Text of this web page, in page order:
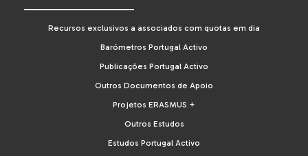
Recursos exclusivos a associados com quotas em dia
Barómetros Portugal Activo
Publicações Portugal Activo
Outros Documentos de Apoio
Projetos ERASMUS +
Outros Estudos
Estudos Portugal Activo